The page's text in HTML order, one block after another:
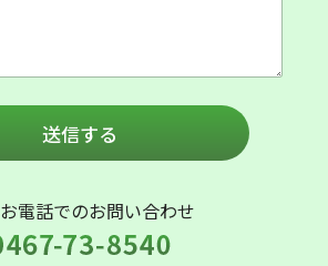
送信する
お電話でのお問い合わせ